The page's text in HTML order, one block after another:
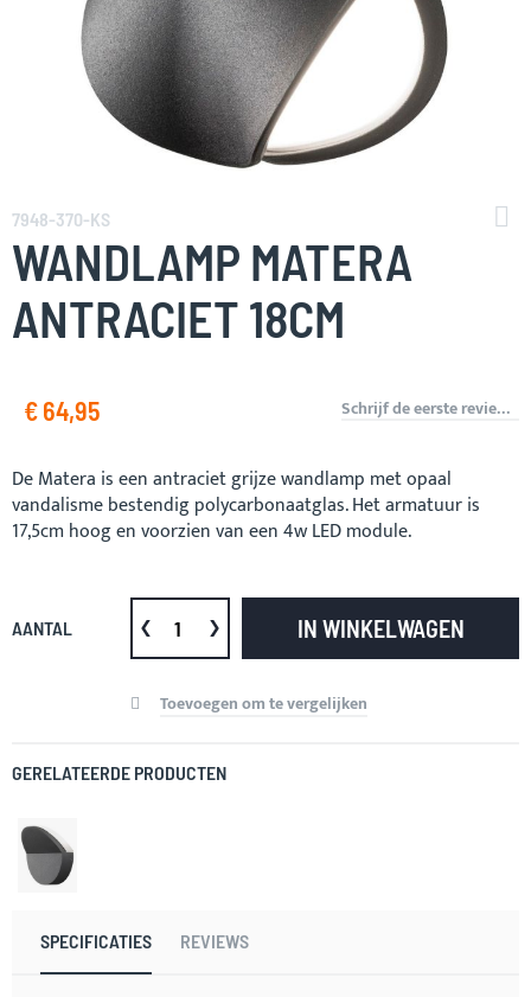
naar
het
begin
van
de
afbeeldingen-
7948-370-KS
WANDLAMP MATERA
ANTRACIET 18CM
€ 64,95 Schrijf de eerste review over dit product
De Matera is een antraciet grijze wandlamp met opaal
vandalisme bestendig polycarbonaatglas. Het armatuur is
17,5cm hoog en voorzien van een 4w LED module.
AANTAL IN WINKELWAGEN
Toevoegen om te vergelijken
GERELATEERDE PRODUCTEN
SPECIFICATIES REVIEWS